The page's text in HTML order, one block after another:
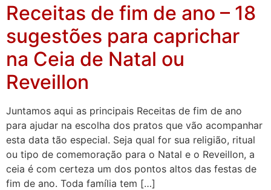
Receitas de fim de ano – 18
sugestões para caprichar
na Ceia de Natal ou
Reveillon
Juntamos aqui as principais Receitas de fim de ano
para ajudar na escolha dos pratos que vão acompanhar
esta data tão especial. Seja qual for sua religião, ritual
ou tipo de comemoração para o Natal e o Reveillon, a
ceia é com certeza um dos pontos altos das festas de
fim de ano. Toda família tem […]